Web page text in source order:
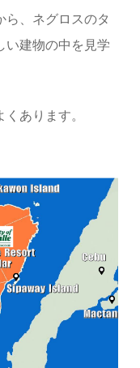
ら、ネグロスのタ
い建物の中を見学
あります。